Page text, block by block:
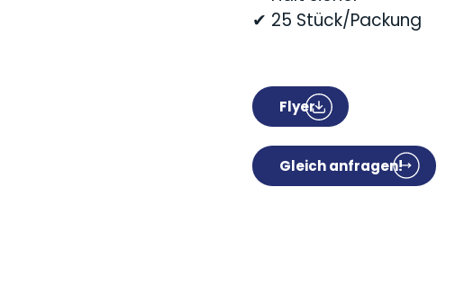
✔ 25 Stück/Packung
Flyer
Gleich anfragen!